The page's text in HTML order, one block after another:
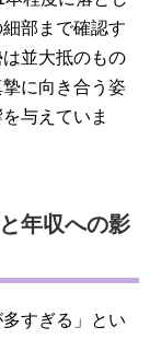
部まで確認す
並大抵のもの
に向き合う姿
与えていま
年収への影
すぎる」とい